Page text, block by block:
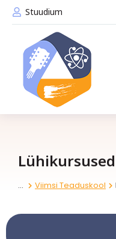
Stuudium
Lühikursused
You are here:
Viimsi Teaduskool